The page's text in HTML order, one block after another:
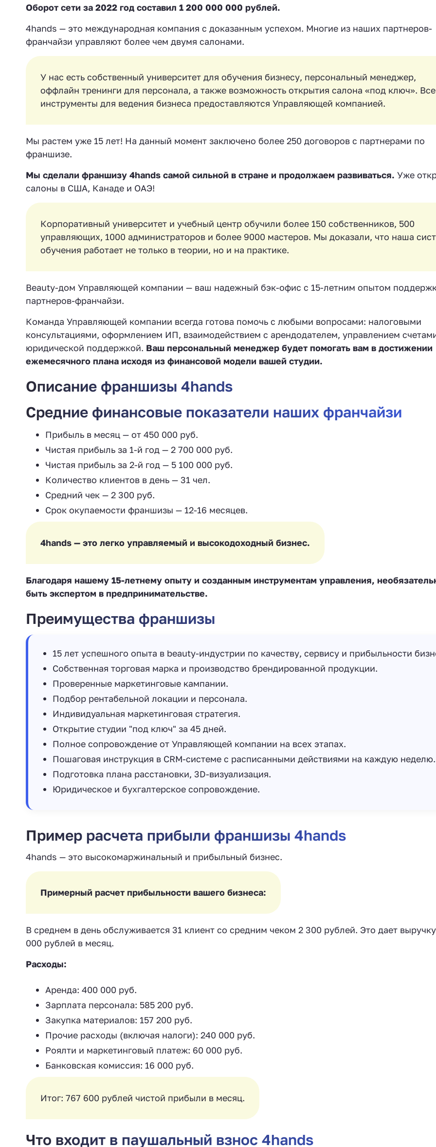
Оборот сети за 2022 год составил 1 200 000 000 рублей.
4hands — это международная компания с доказанным успехом. Многие из наших партнеров-
франчайзи управляют более чем двумя салонами.
У нас есть собственный университет для обучения бизнесу, персональный менеджер,
оффлайн тренинги для персонала, а также возможность открытия салона «под ключ». Все
инструменты для ведения бизнеса предоставляются Управляющей компанией.
Мы растем уже 15 лет! На данный момент заключено более 250 договоров с партнерами по
франшизе.
Мы сделали франшизу 4hands самой сильной в стране и продолжаем развиваться. Уже
салоны в США, Канаде и ОАЭ!
Корпоративный университет и учебный центр обучили более 150 собственников, 500
управляющих, 1000 администраторов и более 9000 мастеров. Мы доказали, что наша
обучения работает не только в теории, но и на практике.
Beauty-дом Управляющей компании — ваш надежный бэк-офис с 15-летним опытом
партнеров-франчайзи.
Команда Управляющей компании всегда готова помочь с любыми вопросами: налоговыми
консультациями, оформлением ИП, взаимодействием с арендодателем, управлением
юридической поддержкой. Ваш персональный менеджер будет помогать вам в достижении
ежемесячного плана исходя из финансовой модели вашей студии.
Описание франшизы 4hands
Средние финансовые показатели наших франчайзи
Прибыль в месяц — от 450 000 руб.
Чистая прибыль за 1-й год — 2 700 000 руб.
Чистая прибыль за 2-й год — 5 100 000 руб.
Количество клиентов в день — 31 чел.
Средний чек — 2 300 руб.
Срок окупаемости франшизы — 12-16 месяцев.
4hands — это легко управляемый и высокодоходный бизнес.
Благодаря нашему 15-летнему опыту и созданным инструментам управления,
быть экспертом в предпринимательстве.
Преимущества франшизы
15 лет успешного опыта в beauty-индустрии по качеству, сервису и прибыльности
Собственная торговая марка и производство брендированной продукции.
Проверенные маркетинговые кампании.
Подбор рентабельной локации и персонала.
Индивидуальная маркетинговая стратегия.
Открытие студии "под ключ" за 45 дней.
Полное сопровождение от Управляющей компании на всех этапах.
Пошаговая инструкция в CRM-системе с расписанными действиями на каждую неделю.
Подготовка плана расстановки, 3D-визуализация.
Юридическое и бухгалтерское сопровождение.
Пример расчета прибыли франшизы 4hands
4hands — это высокомаржинальный и прибыльный бизнес.
Примерный расчет прибыльности вашего бизнеса:
В среднем в день обслуживается 31 клиент со средним чеком 2 300 рублей. Это дает
000 рублей в месяц.
Расходы:
Аренда: 400 000 руб.
Зарплата персонала: 585 200 руб.
Закупка материалов: 157 200 руб.
Прочие расходы (включая налоги): 240 000 руб.
Роялти и маркетинговый платеж: 60 000 руб.
Банковская комиссия: 16 000 руб.
Итог: 767 600 рублей чистой прибыли в месяц.
Что входит в паушальный взнос 4hands